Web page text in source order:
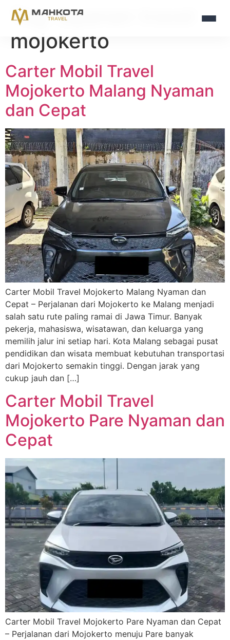
Tag:layanan travel
mojokerto
Carter Mobil Travel
Mojokerto Malang Nyaman
dan Cepat
Carter Mobil Travel Mojokerto Malang Nyaman dan
Cepat – Perjalanan dari Mojokerto ke Malang menjadi
salah satu rute paling ramai di Jawa Timur. Banyak
pekerja, mahasiswa, wisatawan, dan keluarga yang
memilih jalur ini setiap hari. Kota Malang sebagai pusat
pendidikan dan wisata membuat kebutuhan transportasi
dari Mojokerto semakin tinggi. Dengan jarak yang
cukup jauh dan […]
Carter Mobil Travel
Mojokerto Pare Nyaman dan
Cepat
Carter Mobil Travel Mojokerto Pare Nyaman dan Cepat
– Perjalanan dari Mojokerto menuju Pare banyak